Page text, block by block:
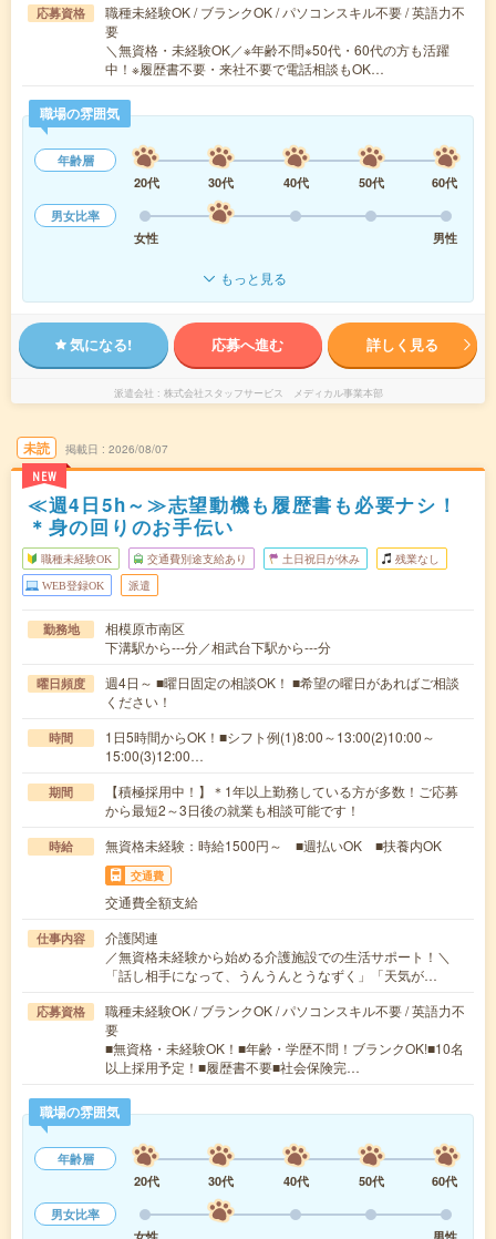
応募資格
職種未経験OK / ブランクOK / パソコンスキル不要 / 英語力不
要
＼無資格・未経験OK／※年齢不問※50代・60代の方も活躍
中！※履歴書不要・来社不要で電話相談もOK…
職場の雰囲気
年齢層
20代
30代 40代 50代
60代
男女比率
女性
男性
もっと見る
気になる! 応募へ進む 詳しく見る
派遣会社 株式会社スタッフサービス メディカル事業本部
未読
NEW
掲載日 2026/08/07
≪週4日5h～≫志望動機も履歴書も必要ナシ！
＊身の回りのお手伝い
職種未経験OK 交通費別途支給あり 土日祝日が休み 残業なし
WEB登録OK 派遣
勤務地
相模原市南区
下溝駅から---分／相武台下駅から---分
曜日頻度
週4日～ ■曜日固定の相談OK！ ■希望の曜日があればご相談
ください！
時間
1日5時間からOK！■シフト例(1)8:00～13:00(2)10:00～
15:00(3)12:00…
期間
【積極採用中！】＊1年以上勤務している方が多数！ご応募
から最短2～3日後の就業も相談可能です！
時給 無資格未経験：時給1500円～ ■週払いOK ■扶養内OK
交通費
交通費全額支給
仕事内容
介護関連
／無資格未経験から始める介護施設での生活サポート！＼
「話し相手になって、うんうんとうなずく」「天気が…
応募資格
職種未経験OK / ブランクOK / パソコンスキル不要 / 英語力不
要
■無資格・未経験OK！■年齢・学歴不問！ブランクOK!■10名
以上採用予定！■履歴書不要■社会保険完…
職場の雰囲気
年齢層
20代
30代 40代 50代
60代
男女比率